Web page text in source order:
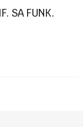
SA FUNK.